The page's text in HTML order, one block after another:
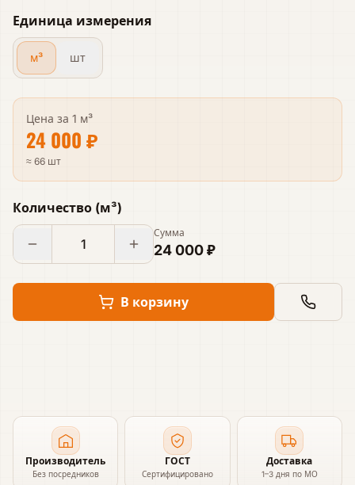
Единица измерения
м³ шт
Цена за 1 м³
24 000 ₽
≈ 66 шт
Количество (м³)
Сумма
24 000 ₽
В корзину
Производитель
Без посредников
ГОСТ
Сертифицировано
Доставка
1–3 дня по МО